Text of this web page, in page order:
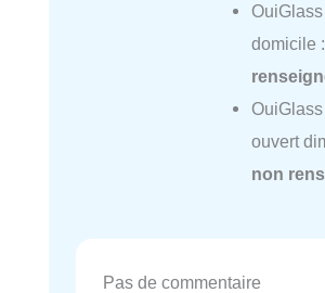
domicile :
ouvert
non
Pas de commentaire